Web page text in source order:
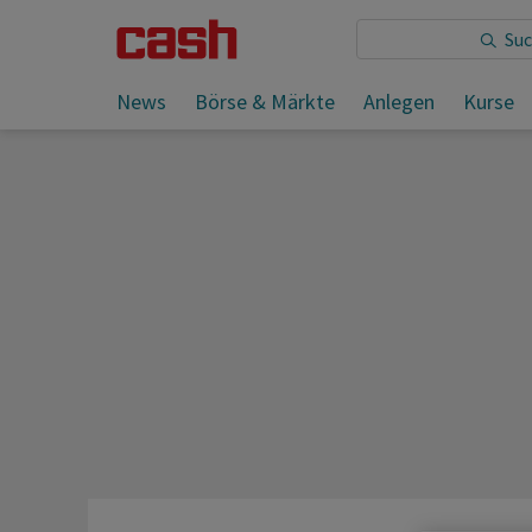
News Börse & Märkte Anlegen Kurse
Sie lesen: